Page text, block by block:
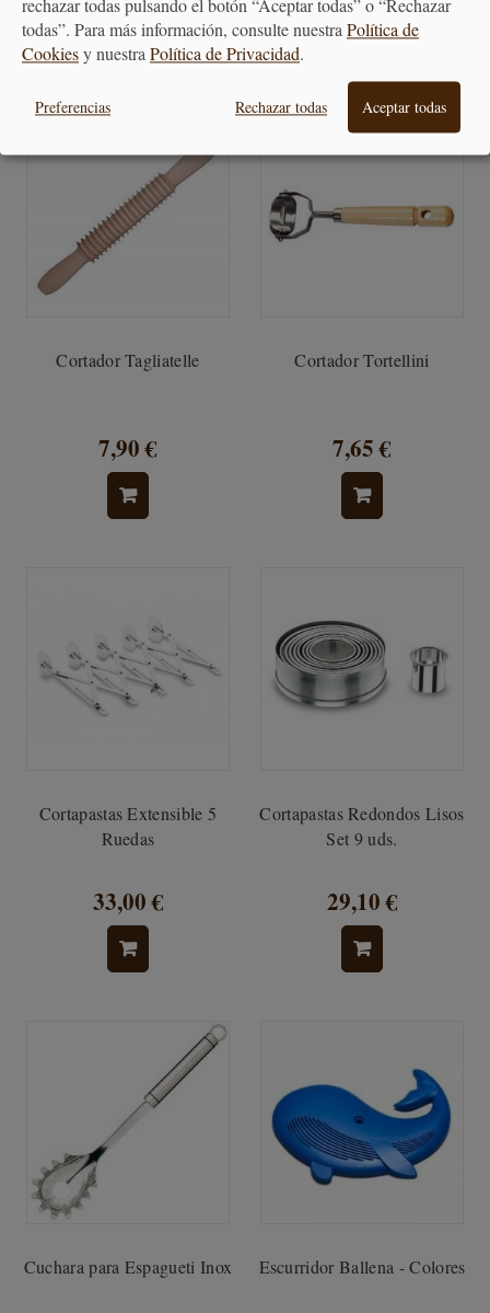
Cortador Tagliatelle
7,90 €
Cortador Tortellini
7,65 €
Cortapastas Extensible 5
Ruedas
33,00 €
Cortapastas Redondos Lisos
Set 9 uds.
29,10 €
Cuchara para Espagueti Inox Escurridor Ballena - Colores
rechazar todas pulsando el botón “Aceptar todas” o “Rechazar
todas”. Para más información, consulte nuestraPolítica de
Cookiesy nuestraPolítica de Privacidad.
Preferencias Rechazar todas Aceptar todas